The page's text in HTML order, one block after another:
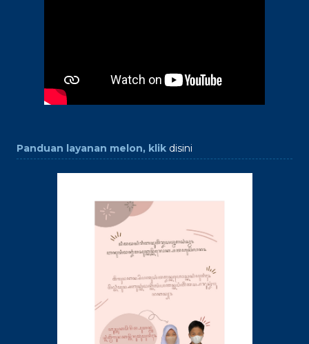
Panduan layanan melon, klik disini